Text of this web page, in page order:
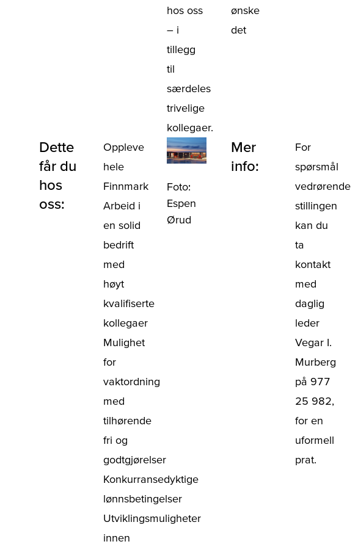
hos oss
– i
tillegg
til
særdeles
trivelige
kollegaer.
ønske
det
Dette
får du
hos
oss:
Oppleve
hele
Finnmark
Arbeid i
en solid
bedrift
med
høyt
kvalifiserte
kollegaer
Mulighet
for
vaktordning
med
tilhørende
fri og
godtgjørelser
Konkurransedyktige
lønnsbetingelser
Utviklingsmuligheter
innen
Foto:
Espen
Ørud
Mer
info:
For
spørsmål
vedrørende
stillingen
kan du
ta
kontakt
med
daglig
leder
Vegar I.
Murberg
på 977
25 982,
for en
uformell
prat.